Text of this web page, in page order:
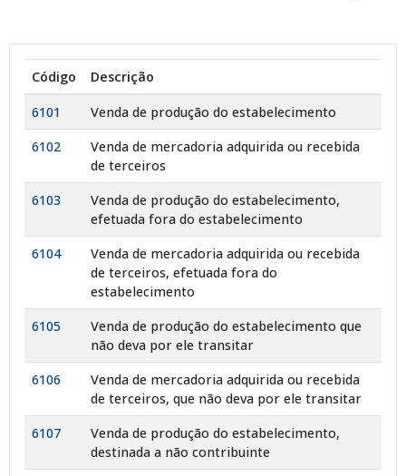
Código Descrição
6101
Venda de produção do estabelecimento
6102
Venda de mercadoria adquirida ou recebida
de terceiros
6103
Venda de produção do estabelecimento,
efetuada fora do estabelecimento
6104
Venda de mercadoria adquirida ou recebida
de terceiros, efetuada fora do
estabelecimento
6105
Venda de produção do estabelecimento que
não deva por ele transitar
6106
Venda de mercadoria adquirida ou recebida
de terceiros, que não deva por ele transitar
6107
Venda de produção do estabelecimento,
destinada a não contribuinte